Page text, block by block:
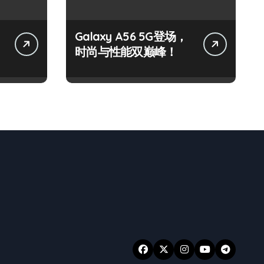
Galaxy A56 5G登场，
时尚与性能双巅峰！